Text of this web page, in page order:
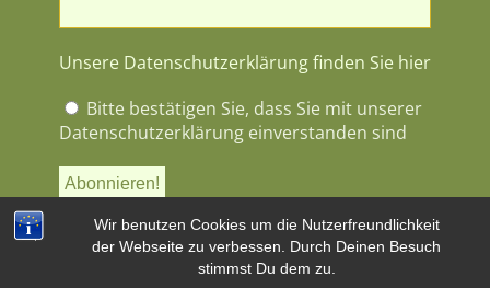
Wir benutzen Cookies um die Nutzerfreundlichkeit
der Webseite zu verbessen. Durch Deinen Besuch
stimmst Du dem zu.
Unsere Datenschutzerklärung finden Sie hier
Bitte bestätigen Sie, dass Sie mit unserer
Datenschutzerklärung einverstanden sind